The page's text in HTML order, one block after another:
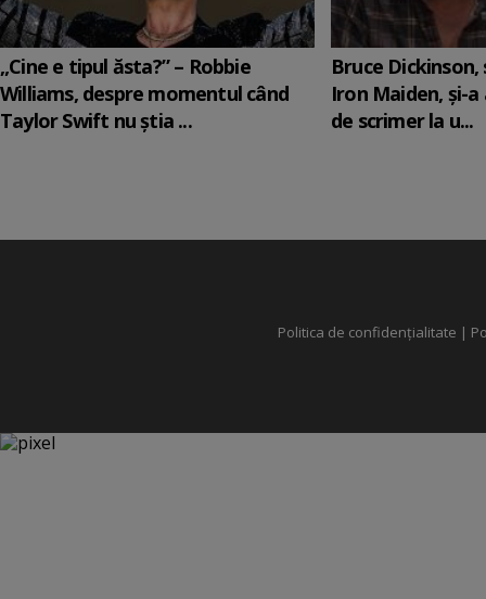
„Cine e tipul ăsta?” – Robbie
Williams, despre momentul când
Taylor Swift nu știa ...
Bruce
Iron Maiden, şi-
de scrimer la u...
Politica de confidențialitate |